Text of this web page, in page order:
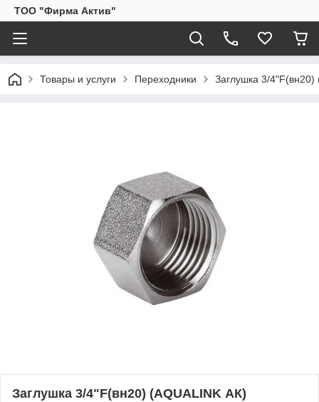
ТОО "Фирма Актив"
Товары и услуги Переходники Заглушка 3/4"F(вн20)
Заглушка 3/4"F(вн20) (AQUALINK АК)